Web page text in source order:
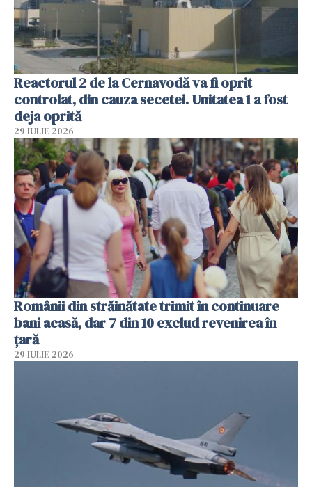
Reactorul 2 de la Cernavodă va fi oprit
controlat, din cauza secetei. Unitatea 1 a fost
deja oprită
29 IULIE 2026
Românii din străinătate trimit în continuare
bani acasă, dar 7 din 10 exclud revenirea în
țară
29 IULIE 2026